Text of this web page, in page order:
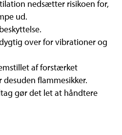
nedsætter risikoen for,
ud.
over for vibrationer og
af forstærket
flammesikker.
gør det let at håndtere